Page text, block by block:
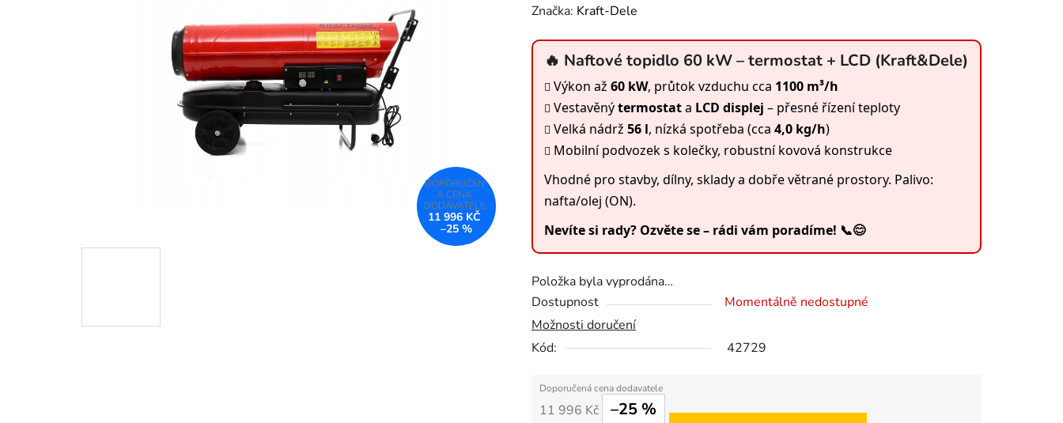
hodnocení
hvězdiček.
Značka: Kraft-Dele
🔥 Naftové topidlo 60 kW – termostat + LCD (Kraft&Dele)
Výkon až 60 kW, průtok vzduchu cca 1100 m³/h
Vestavěnýtermostata LCD displej – přesné řízení teploty
Velká nádrž 56 l, nízká spotřeba (cca 4,0 kg/h)
Mobilní podvozek s kolečky, robustní kovová konstrukce
Vhodné pro stavby, dílny, sklady a dobře větrané prostory. Palivo:
nafta/olej (ON).
Nevíte si rady? Ozvěte se – rádi vám poradíme! 📞😊
Položka byla vyprodána…
Dostupnost
Momentálně nedostupné
Možnosti doručení
Kód:
42729
11 996 Kč –25 %
11 996 KČ
–25 %